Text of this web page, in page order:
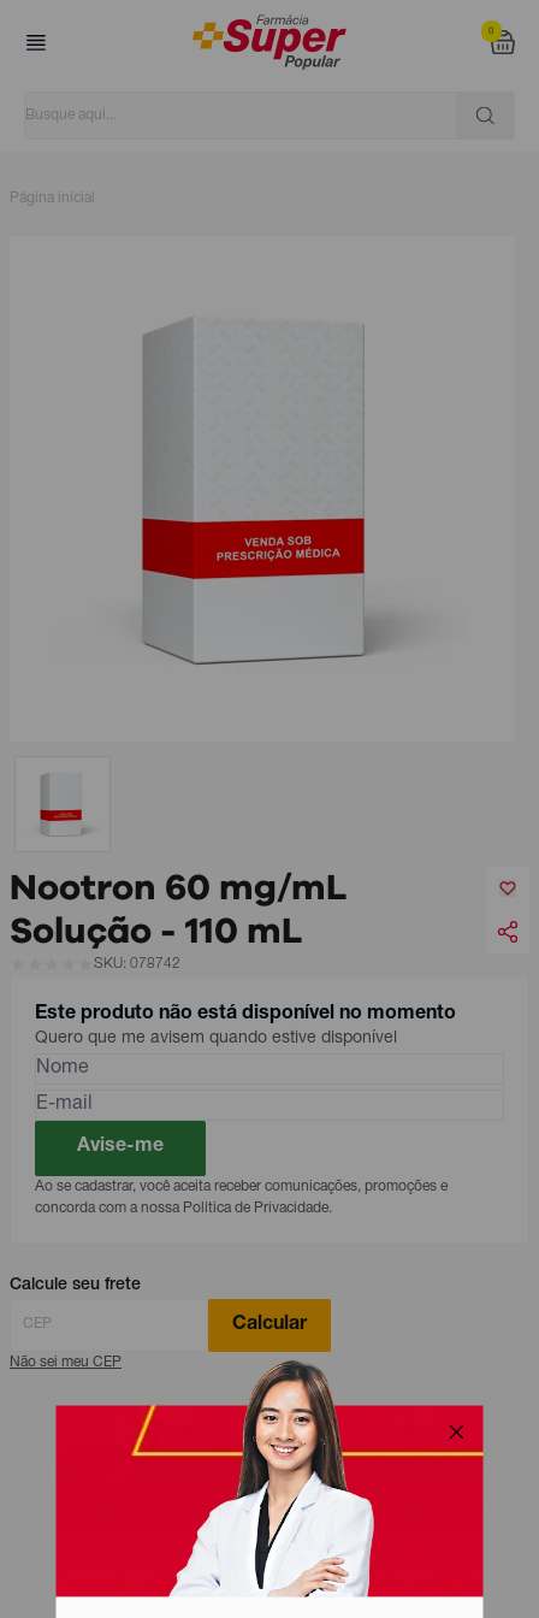
0
Página inicial
Nootron 60 mg/mL
Solução - 110 mL
SKU: 078742
Este produto não está disponível no momento
Quero que me avisem quando estive disponível
Avise-me
Ao se cadastrar, você aceita receber comunicações, promoções e
concorda com a nossa Política de Privacidade.
Calcule seu frete
Calcular
Não sei meu CEP